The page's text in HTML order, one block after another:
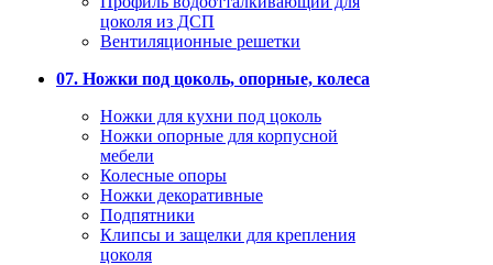
цоколя из ДСП
Вентиляционные решетки
07. Ножки под цоколь, опорные, колеса
Ножки для кухни под цоколь
Ножки опорные для корпусной
мебели
Колесные опоры
Ножки декоративные
Подпятники
Клипсы и защелки для крепления
цоколя